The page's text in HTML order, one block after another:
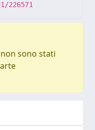
226571
sono stati